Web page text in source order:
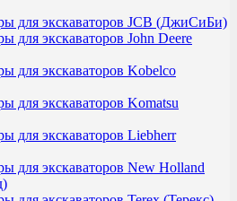
для экскаваторов JCB (ДжиСиБи)
для экскаваторов John Deere
для экскаваторов Kobelco
для экскаваторов Komatsu
для экскаваторов Liebherr
для экскаваторов New Holland